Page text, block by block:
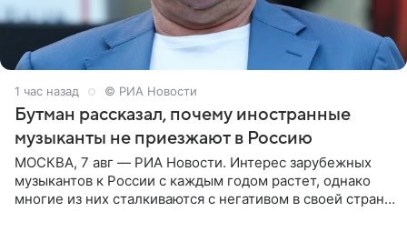
1 час назад © РИА Новости
Бутман рассказал, почему иностранные
музыканты не приезжают в Россию
МОСКВА, 7 авг — РИА Новости. Интерес зарубежных
музыкантов к России с каждым годом растет, однако
многие из них сталкиваются с негативом в своей стране